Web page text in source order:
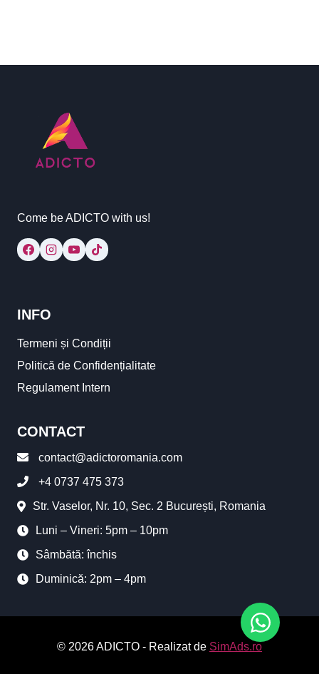
Come be ADICTO with us!
INFO
Termeni și Condiții
Politică de Confidențialitate
Regulament Intern
CONTACT
contact@adictoromania.com
+4 0737 475 373
Str. Vaselor, Nr. 10, Sec. 2 București, Romania
Luni – Vineri: 5pm – 10pm
Sâmbătă: închis
Duminică: 2pm – 4pm
© 2026 ADICTO - Realizat de SimAds.ro